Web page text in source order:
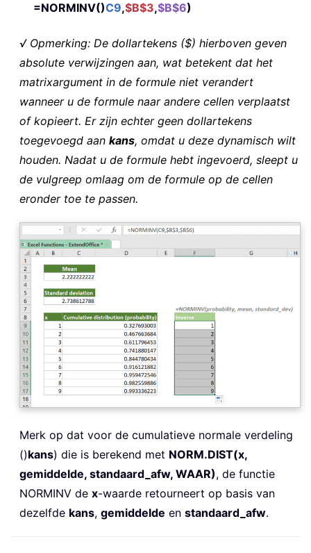
=NORMINV()C9,$B$3,$B$6)
√ Opmerking: De dollartekens ($) hierboven geven
absolute verwijzingen aan, wat betekent dat het
matrixargument in de formule niet verandert
wanneer u de formule naar andere cellen verplaatst
of kopieert. Er zijn echter geen dollartekens
toegevoegd aan kans, omdat u deze dynamisch wilt
houden. Nadat u de formule hebt ingevoerd, sleept u
de vulgreep omlaag om de formule op de cellen
eronder toe te passen.
Merk op dat voor de cumulatieve normale verdeling
()kans) die is berekend met NORM.DIST(x,
gemiddelde, standaard_afw, WAAR), de functie
NORMINV de x-waarde retourneert op basis van
dezelfde kans, gemiddelde en standaard_afw.